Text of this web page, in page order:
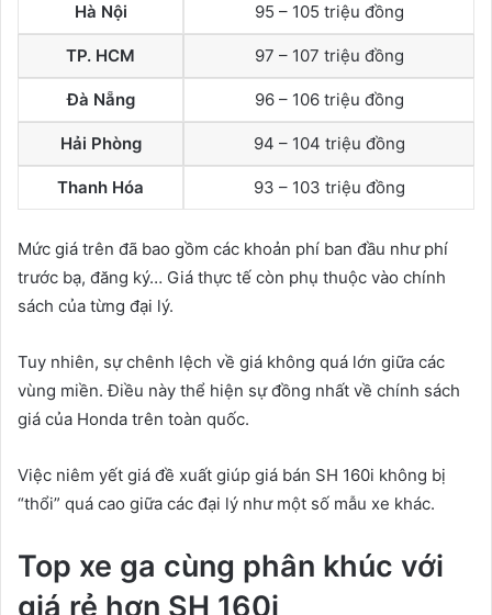
Hà Nội 95 – 105 triệu đồng
TP. HCM 97 – 107 triệu đồng
Đà Nẵng 96 – 106 triệu đồng
Hải Phòng 94 – 104 triệu đồng
Thanh Hóa 93 – 103 triệu đồng
Mức giá trên đã bao gồm các khoản phí ban đầu như phí
trước bạ, đăng ký… Giá thực tế còn phụ thuộc vào chính
sách của từng đại lý.
Tuy nhiên, sự chênh lệch về giá không quá lớn giữa các
vùng miền. Điều này thể hiện sự đồng nhất về chính sách
giá của Honda trên toàn quốc.
Việc niêm yết giá đề xuất giúp giá bán SH 160i không bị
“thổi” quá cao giữa các đại lý như một số mẫu xe khác.
Top xe ga cùng phân khúc với
giá rẻ hơn SH 160i